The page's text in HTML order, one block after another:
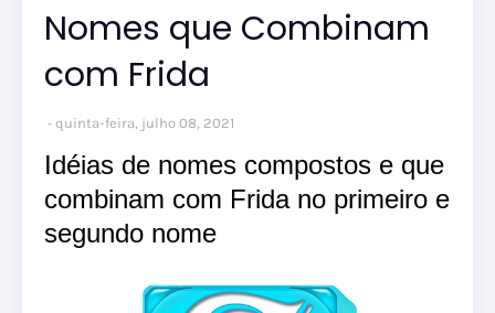
Nomes que Combinam
com Frida
quinta-feira, julho 08, 2021
Idéias de nomes compostos e que
combinam com Frida no primeiro e
segundo nome